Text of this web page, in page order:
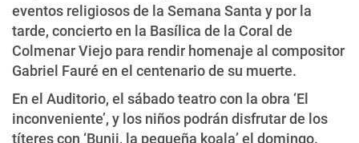
eventos religiosos de la Semana Santa y por la
tarde, concierto en la Basílica de la Coral de
Colmenar Viejo para rendir homenaje al compositor
Gabriel Fauré en el centenario de su muerte.
En el Auditorio, el sábado teatro con la obra ‘El
inconveniente’, y los niños podrán disfrutar de los
títeres con ‘Bunji, la pequeña koala’ el domingo.